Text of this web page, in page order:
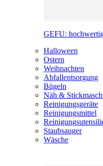
GEFU:
Halloween
Ostern
Weihnachten
Abfallentsorgung
Bügeln
Näh &
Reinigungsgeräte
Reinigungsmittel
Staubsauger
Wäsche